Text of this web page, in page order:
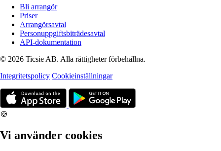
Bli arrangör
Priser
Arrangörsavtal
Personuppgiftsbiträdesavtal
API-dokumentation
© 2026 Ticsie AB. Alla rättigheter förbehållna.
Integritetspolicy Cookieinställningar
🍪
Vi använder cookies